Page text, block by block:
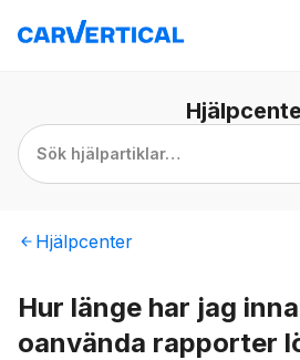
Sök hjälpartiklar…
Hjälpcenter
Hur länge har jag
oanvända rapporter